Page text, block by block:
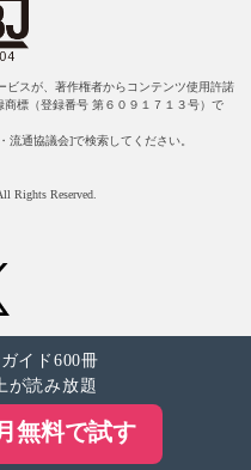
ビスが、著作権者からコンテンツ使用許諾
標（登録番号 第６０９１７１３号）で
通協議会]で検索してください。
Rights Reserved.
イド600冊
が読み放題
無料で試す